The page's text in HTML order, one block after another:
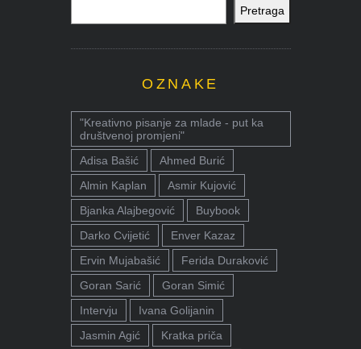
Pretraga
OZNAKE
"Kreativno pisanje za mlade - put ka
društvenoj promjeni"
Adisa Bašić
Ahmed Burić
Almin Kaplan
Asmir Kujović
Bjanka Alajbegović
Buybook
Darko Cvijetić
Enver Kazaz
Ervin Mujabašić
Ferida Duraković
Goran Sarić
Goran Simić
Intervju
Ivana Golijanin
Jasmin Agić
Kratka priča